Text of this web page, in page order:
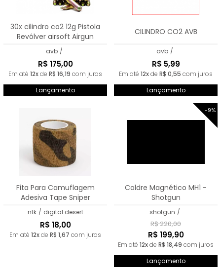
30x cilindro co2 12g Pistola
Revólver airsoft Airgun
avb /
R$ 175,00
Em até 12xde R$ 16,19 com juros
Lançamento
CILINDRO CO2 AVB
avb /
R$ 5,99
Em até 12xde R$ 0,55 com juros
Lançamento
Fita Para Camuflagem
Adesiva Tape Sniper
ntk / digital desert
R$ 18,00
Em até 12xde R$ 1,67 com juros
-9%
Coldre Magnético MH1 -
Shotgun
shotgun /
R$ 220,00
R$ 199,90
Em até 12xde R$ 18,49 com juros
Lançamento